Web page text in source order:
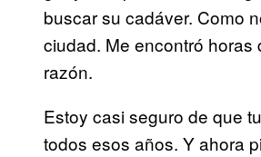
buscar su cadáver. Como
ciudad. Me encontró
razón.
Estoy casi seguro de que
todos esos años. Y ahora